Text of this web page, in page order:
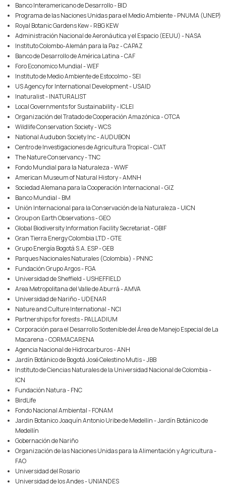
Banco Interamericano de Desarrollo - BID
Programa de las Naciones Unidas para el Medio Ambiente - PNUMA (UNEP)
Royal Botanic Gardens Kew - RBG KEW
Administración Nacional de Aeronáutica y el Espacio (EEUU) - NASA
Instituto Colombo-Alemán para la Paz - CAPAZ
Banco de Desarrollo de América Latina - CAF
Foro Economico Mundial - WEF
Instituto de Medio Ambiente de Estocolmo - SEI
US Agency for International Development - USAID
Inaturalist - INATURALIST
Local Governments for Sustainability - ICLEI
Organización del Tratado de Cooperación Amazónica - OTCA
Wildlife Conservation Society - WCS
National Audubon Society Inc - AUDUBON
Centro de Investigaciones de Agricultura Tropical - CIAT
The Nature Conservancy - TNC
Fondo Mundial para la Naturaleza - WWF
American Museum of Natural History - AMNH
Sociedad Alemana para la Cooperación Internacional - GIZ
Banco Mundial - BM
Unión Internacional para la Conservación de la Naturaleza - UICN
Group on Earth Observations - GEO
Global Biodiversity Information Facility Secretariat - GBIF
Gran Tierra Energy Colombia LTD - GTE
Grupo Energía Bogotá S.A. ESP - GEB
Parques Nacionales Naturales (Colombia) - PNNC
Fundación Grupo Argos - FGA
Universidad de Sheffield - USHEFFIELD
Area Metropolitana del Valle de Aburrá - AMVA
Universidad de Nariño - UDENAR
Nature and Culture International - NCI
Partnerships for forests - PALLADIUM
Corporación para el Desarrollo Sostenible del Área de Manejo Especial de La
Macarena - CORMACARENA
Agencia Nacional de Hidrocarburos - ANH
Jardín Botánico de Bogotá José Celestino Mutis - JBB
Instituto de Ciencias Naturales de la Universidad Nacional de Colombia -
ICN
Fundación Natura - FNC
BirdLife
Fondo Nacional Ambiental - FONAM
Jardin Botanico Joaquín Antonio Uribe de Medellin - Jardín Botánico de
Medellín
Gobernación de Nariño
Organización de las Naciones Unidas para la Alimentación y Agricultura -
FAO
Universidad del Rosario
Universidad de los Andes - UNIANDES